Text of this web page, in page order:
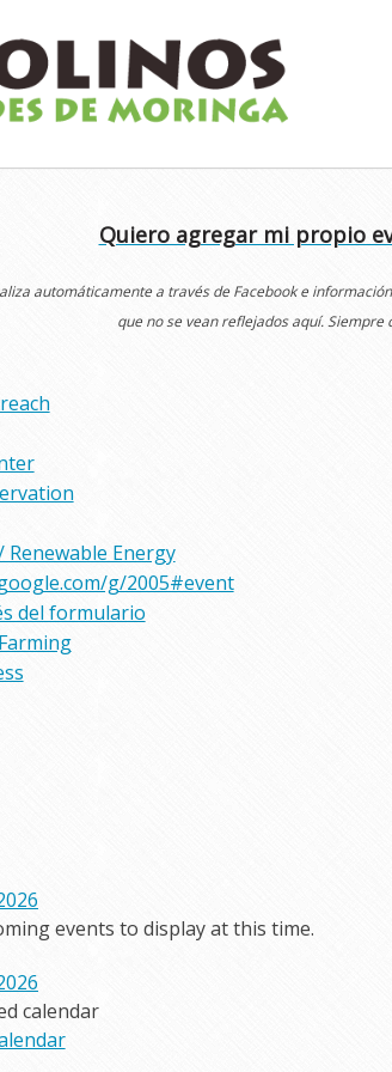
Quiero agregar mi propio
automáticamente a través de Facebook e
que no se vean reflejados aquí.
Energy
g/2005#event
del formulario
events to display at this time.
calendar